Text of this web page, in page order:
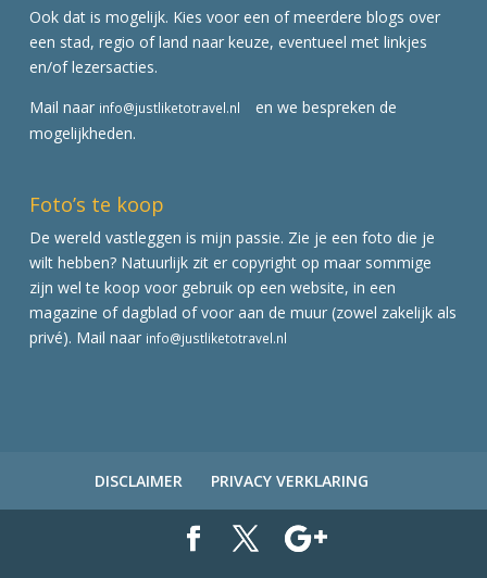
Ook dat is mogelijk. Kies voor een of meerdere blogs over
een stad, regio of land naar keuze, eventueel met linkjes
en/of lezersacties.
Mail naar info@justliketotravel.nl
en we bespreken de
mogelijkheden.
Foto’s te koop
De wereld vastleggen is mijn passie. Zie je een foto die je
wilt hebben? Natuurlijk zit er copyright op maar sommige
zijn wel te koop voor gebruik op een website, in een
magazine of dagblad of voor aan de muur (zowel zakelijk als
privé). Mail naar info@justliketotravel.nl
DISCLAIMER PRIVACY VERKLARING